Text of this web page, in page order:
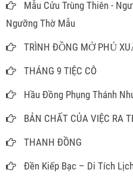
Mẫu Cửu Trùng Thiên -
Ngưỡng Thờ Mẫu
TRÌNH ĐỒNG MỞ PHỦ
THÁNG 9 TIỆC CÔ
Hầu Đồng Phụng Thánh
BẢN CHẤT CỦA VIỆC RA
THANH ĐỒNG
Đền Kiếp Bạc – Di Tích